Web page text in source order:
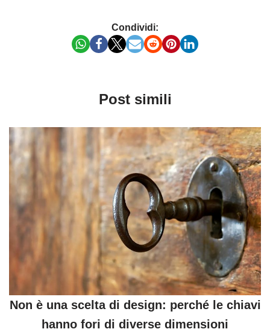
Condividi:
Post simili
Non è una scelta di design: perché le chiavi
hanno fori di diverse dimensioni